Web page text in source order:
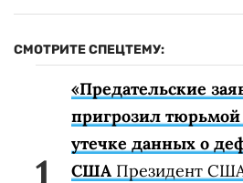
СМОТРИТЕ СПЕЦТЕМУ:
«Предательские
пригрозил
утечке данных о
США Президент